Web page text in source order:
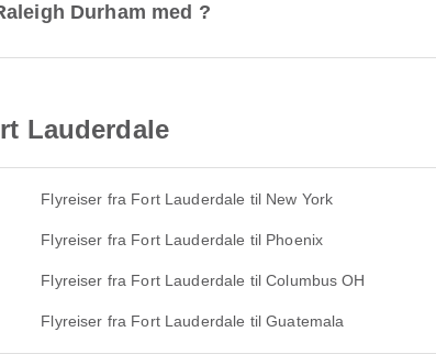
Durham med ?
Lauderdale
Flyreiser fra Fort Lauderdale til New York
Flyreiser fra Fort Lauderdale til Phoenix
Flyreiser fra Fort Lauderdale til Columbus OH
Flyreiser fra Fort Lauderdale til Guatemala